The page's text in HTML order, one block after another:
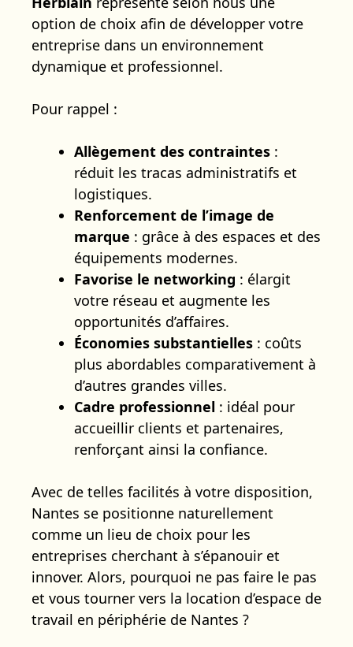
option de choix afin de développer votre
entreprise dans un environnement
dynamique et professionnel.
Pour rappel :
Allègement des contraintes :
réduit les tracas administratifs et
logistiques.
Renforcement de l’image de
marque : grâce à des espaces et des
équipements modernes.
Favorise le networking : élargit
votre réseau et augmente les
opportunités d’affaires.
Économies substantielles : coûts
plus abordables comparativement à
d’autres grandes villes.
Cadre professionnel : idéal pour
accueillir clients et partenaires,
renforçant ainsi la confiance.
Avec de telles facilités à votre disposition,
Nantes se positionne naturellement
comme un lieu de choix pour les
entreprises cherchant à s’épanouir et
innover. Alors, pourquoi ne pas faire le pas
et vous tourner vers la location d’espace de
travail en périphérie de Nantes ?